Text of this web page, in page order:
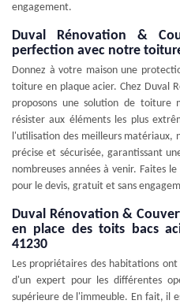
engagement.
Duval Rénovation &
perfection avec notre
Donnez à votre maison une
toiture en plaque acier. Chez Duval
proposons une solution de toiture
résister aux éléments les plus
l'utilisation des meilleurs matériaux,
précise et sécurisée, garantissant
nombreuses années à venir. Faites
pour le devis, gratuit et sans
Duval Rénovation &
en place des toits bacs
41230
Les propriétaires des habitations
d'un expert pour les différentes
supérieure de l'immeuble. En fait, il